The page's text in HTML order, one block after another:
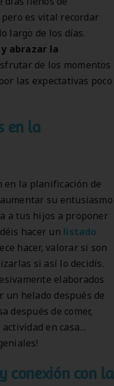
es vital recordar
largo de los días.
abrazar la
de los momentos
las expectativas poco
en la
la planificación de
su entusiasmo
a tus hijos a proponer
hacer un listado
hacer, valorar si son
si así lo decidís.
elaborados
un helado después de
después de comer,
en casa…
conexión con la